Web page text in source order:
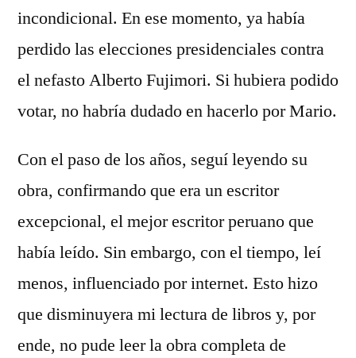
incondicional. En ese momento, ya había
perdido las elecciones presidenciales contra
el nefasto Alberto Fujimori. Si hubiera podido
votar, no habría dudado en hacerlo por Mario.
Con el paso de los años, seguí leyendo su
obra, confirmando que era un escritor
excepcional, el mejor escritor peruano que
había leído. Sin embargo, con el tiempo, leí
menos, influenciado por internet. Esto hizo
que disminuyera mi lectura de libros y, por
ende, no pude leer la obra completa de